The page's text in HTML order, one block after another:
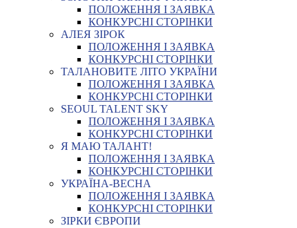
ПОЛОЖЕННЯ І ЗАЯВКА
КОНКУРСНІ СТОРІНКИ
АЛЕЯ ЗІРОК
ПОЛОЖЕННЯ І ЗАЯВКА
КОНКУРСНІ СТОРІНКИ
ТАЛАНОВИТЕ ЛІТО УКРАЇНИ
ПОЛОЖЕННЯ І ЗАЯВКА
КОНКУРСНІ СТОРІНКИ
SEOUL TALENT SKY
ПОЛОЖЕННЯ І ЗАЯВКА
КОНКУРСНІ СТОРІНКИ
Я МАЮ ТАЛАНТ!
ПОЛОЖЕННЯ І ЗАЯВКА
КОНКУРСНІ СТОРІНКИ
УКРАЇНА-ВЕСНА
ПОЛОЖЕННЯ І ЗАЯВКА
КОНКУРСНІ СТОРІНКИ
ЗІРКИ ЄВРОПИ